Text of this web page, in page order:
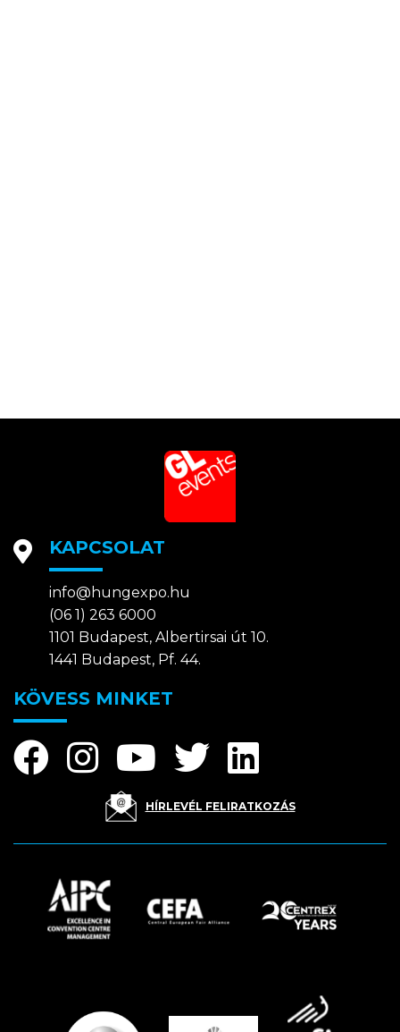
KAPCSOLAT
info@hungexpo.hu
(06 1) 263 6000
1101 Budapest, Albertirsai út 10.
1441 Budapest, Pf. 44.
KÖVESS MINKET
HÍRLEVÉL FELIRATKOZÁS